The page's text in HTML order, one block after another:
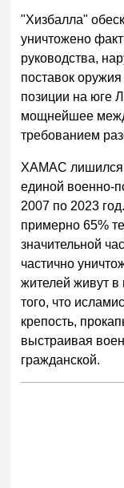
"Хизбалла"
уничтожено
руководства,
поставок
позиции на юге
мощнейшее
требованием
ХАМАС лишился
единой военно-
2007 по 2023
примерно 65%
значительной
частично
жителей живут в
того, что
крепость,
выстраивая
гражданской.